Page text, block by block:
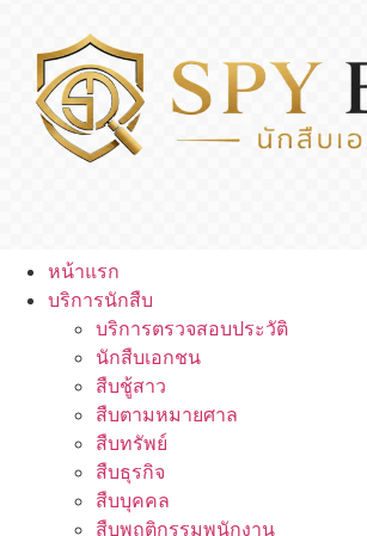
หน้าแรก
บริการนักสืบ
บริการตรวจสอบประวัติ
นักสืบเอกชน
สืบชู้สาว
สืบตามหมายศาล
สืบทรัพย์
สืบธุรกิจ
สืบบุคคล
สืบพฤติกรรมพนักงาน